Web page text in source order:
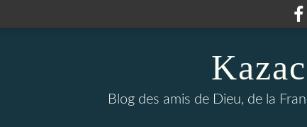
Kazac
Blog des amis de Dieu, de la